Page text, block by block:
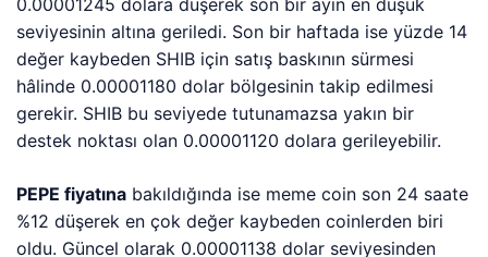
seviyesinin altına geriledi. Son bir haftada ise yüzde 14
değer kaybeden SHIB için satış baskının sürmesi
hâlinde 0.00001180 dolar bölgesinin takip edilmesi
gerekir. SHIB bu seviyede tutunamazsa yakın bir
destek noktası olan 0.00001120 dolara gerileyebilir.
PEPE fiyatına bakıldığında ise meme coin son 24 saate
%12 düşerek en çok değer kaybeden coinlerden biri
oldu. Güncel olarak 0.00001138 dolar seviyesinden